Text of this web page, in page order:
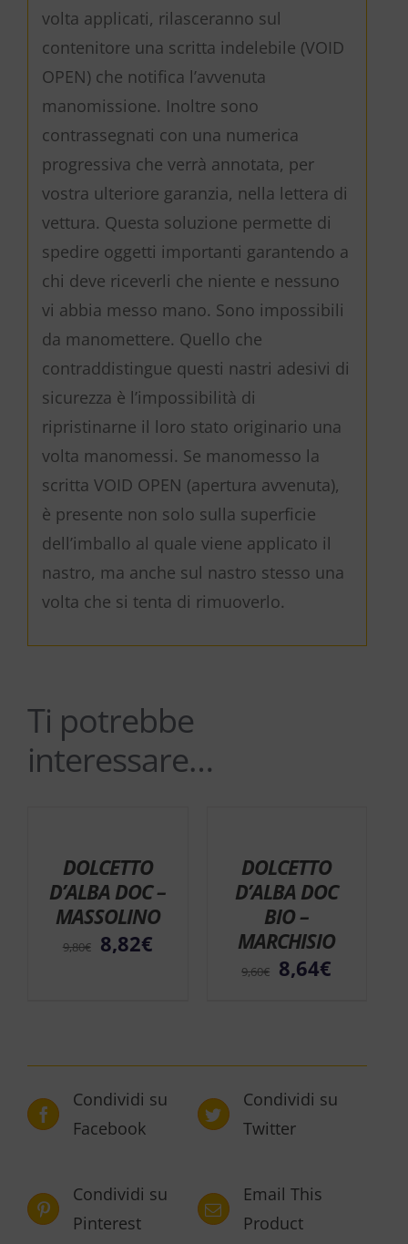
volta applicati, rilasceranno sul
contenitore una scritta indelebile (VOID
OPEN) che notifica l’avvenuta
manomissione. Inoltre sono
contrassegnati con una numerica
progressiva che verrà annotata, per
vostra ulteriore garanzia, nella lettera di
vettura. Questa soluzione permette di
spedire oggetti importanti garantendo a
chi deve riceverli che niente e nessuno
vi abbia messo mano. Sono impossibili
da manomettere. Quello che
contraddistingue questi nastri adesivi di
sicurezza è l’impossibilità di
ripristinarne il loro stato originario una
volta manomessi. Se manomesso la
scritta VOID OPEN (apertura avvenuta),
è presente non solo sulla superficie
dell’imballo al quale viene applicato il
nastro, ma anche sul nastro stesso una
volta che si tenta di rimuoverlo.
Ti potrebbe
interessare…
DOLCETTO
D’ALBA DOC –
MASSOLINO
9,80€ 8,82€
DOLCETTO
D’ALBA DOC
BIO –
MARCHISIO
9,60€ 8,64€
Condividi su
Facebook
Condividi su
Twitter
Condividi su
Pinterest
Email This
Product